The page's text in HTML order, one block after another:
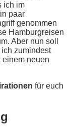
ich im
paar
genommen
Hamburgreisen
Aber nun soll
zumindest
einem neuen
für euch